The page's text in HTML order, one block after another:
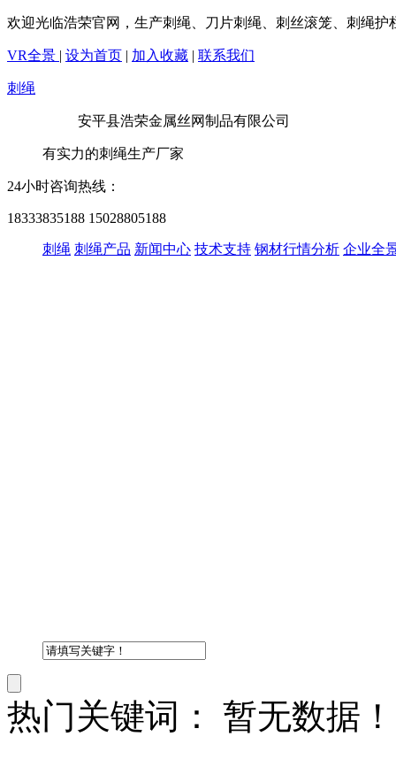
欢迎光临浩荣官网，生产刺绳、刀片刺绳、刺丝滚笼、刺绳护
VR全景 | 设为首页 | 加入收藏 | 联系我们
刺绳
安平县浩荣金属丝网制品有限公司
有实力的刺绳生产厂家
24小时咨询热线：
18333835188 15028805188
刺绳 刺绳产品 新闻中心 技术支持 钢材行情分析 企业全
热门关键词：
暂无数据！